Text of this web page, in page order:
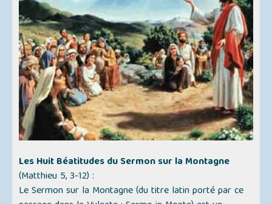
Les Huit Béatitudes du Sermon sur la Montagne
(Matthieu 5, 3-12) :
Le Sermon sur la Montagne (du titre latin porté par ce